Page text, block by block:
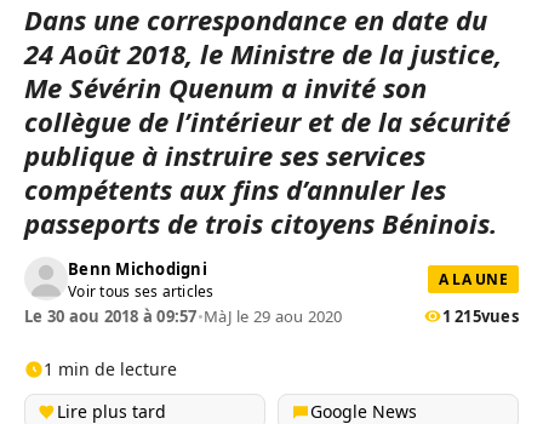
Dans une correspondance en date du
24 Août 2018, le Ministre de la justice,
Me Sévérin Quenum a invité son
collègue de l’intérieur et de la sécurité
publique à instruire ses services
compétents aux fins d’annuler les
passeports de trois citoyens Béninois.
Benn Michodigni
Voir tous ses articles
A LA UNE
Le 30 aou 2018 à 09:57•MàJ le 29 aou 2020 1 215vues
1 min de lecture
Lire plus tard
Google News